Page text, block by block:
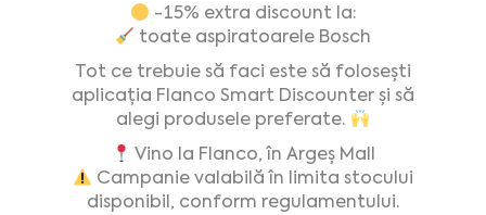
-15% extra discount la:
toate aspiratoarele Bosch
Tot ce trebuie să faci este să folosești
aplicația Flanco Smart Discounter și să
alegi produsele preferate.
Vino la Flanco, în Argeș Mall
Campanie valabilă în limita stocului
disponibil, conform regulamentului.